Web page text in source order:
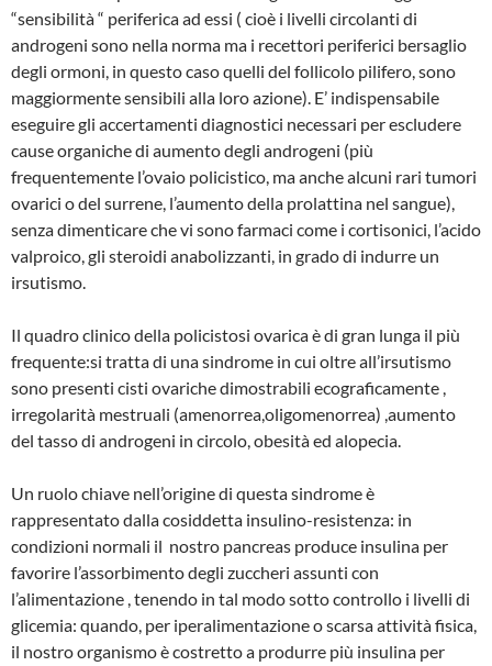
“sensibilità “ periferica ad essi ( cioè i livelli circolanti di
androgeni sono nella norma ma i recettori periferici bersaglio
degli ormoni, in questo caso quelli del follicolo pilifero, sono
maggiormente sensibili alla loro azione). E’ indispensabile
eseguire gli accertamenti diagnostici necessari per escludere
cause organiche di aumento degli androgeni (più
frequentemente l’ovaio policistico, ma anche alcuni rari tumori
ovarici o del surrene, l’aumento della prolattina nel sangue),
senza dimenticare che vi sono farmaci come i cortisonici, l’acido
valproico, gli steroidi anabolizzanti, in grado di indurre un
irsutismo.
Il quadro clinico della policistosi ovarica è di gran lunga il più
frequente:si tratta di una sindrome in cui oltre all’irsutismo
sono presenti cisti ovariche dimostrabili ecograficamente ,
irregolarità mestruali (amenorrea,oligomenorrea) ,aumento
del tasso di androgeni in circolo, obesità ed alopecia.
Un ruolo chiave nell’origine di questa sindrome è
rappresentato dalla cosiddetta insulino-resistenza: in
condizioni normali il nostro pancreas produce insulina per
favorire l’assorbimento degli zuccheri assunti con
l’alimentazione , tenendo in tal modo sotto controllo i livelli di
glicemia: quando, per iperalimentazione o scarsa attività fisica,
il nostro organismo è costretto a produrre più insulina per